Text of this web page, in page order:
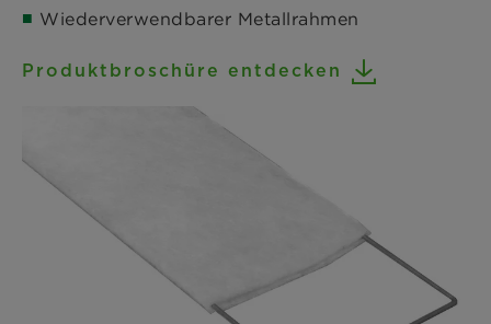
Wiederverwendbarer Metallrahmen
Produktbroschüre entdecken